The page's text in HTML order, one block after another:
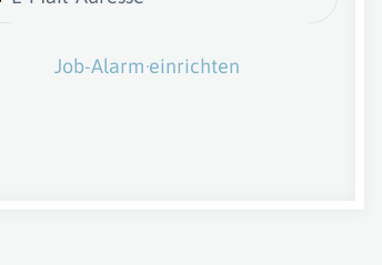
Job-Alarm einrichten